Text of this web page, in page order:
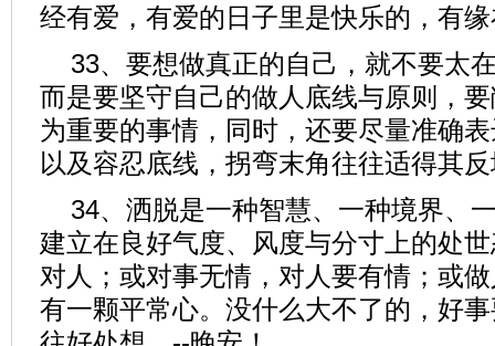
经有爱，有爱的日子里是快乐的，有
33、要想做真正的自己，就不要太
而是要坚守自己的做人底线与原则，
为重要的事情，同时，还要尽量准确
以及容忍底线，拐弯末角往往适得其
34、洒脱是一种智慧、一种境界、
建立在良好气度、风度与分寸上的处
对人；或对事无情，对人要有情；或
有一颗平常心。没什么大不了的，好